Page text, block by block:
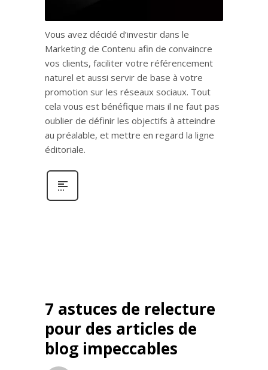
Vous avez décidé d’investir dans le
Marketing de Contenu afin de convaincre
vos clients, faciliter votre référencement
naturel et aussi servir de base à votre
promotion sur les réseaux sociaux. Tout
cela vous est bénéfique mais il ne faut pas
oublier de définir les objectifs à atteindre
au préalable, et mettre en regard la ligne
éditoriale.
7 astuces de relecture
pour des articles de
blog impeccables